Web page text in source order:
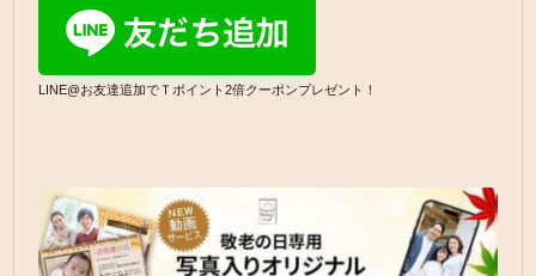
LINE@お友達追加でＴポイント2倍クーポンプレゼント！